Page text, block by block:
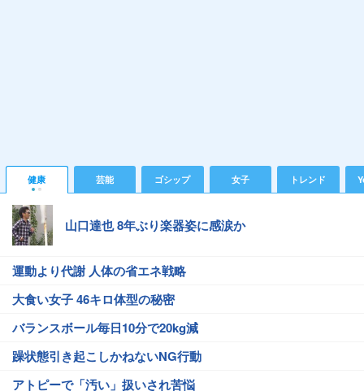
健康 芸能 ゴシップ 女子 トレンド
山口達也 8年ぶり楽器姿に感涙か
運動より代謝 人体の省エネ戦略
大食い女子 46キロ体型の秘密
バランスボール毎日10分で20kg減
躁状態引き起こしかねないNG行動
アトピーで「汚い」扱いされ苦悩